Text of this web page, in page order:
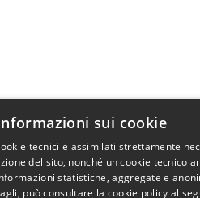
sui cookie
tecnici e assimilati strettamente
del sito, nonché un cookie tecnico
statistiche, aggregate e
può consultare la cookie policy al